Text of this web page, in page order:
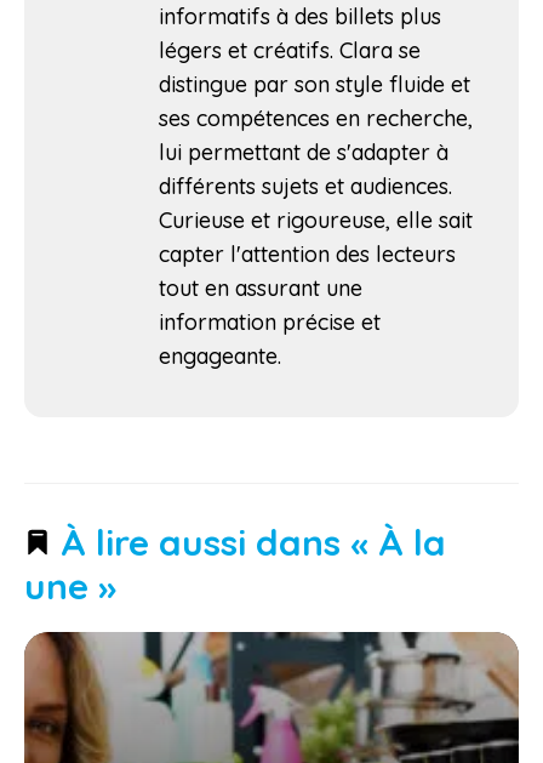
informatifs à des billets plus
légers et créatifs. Clara se
distingue par son style fluide et
ses compétences en recherche,
lui permettant de s'adapter à
différents sujets et audiences.
Curieuse et rigoureuse, elle sait
capter l'attention des lecteurs
tout en assurant une
information précise et
engageante.
À lire aussi dans « À la
une »